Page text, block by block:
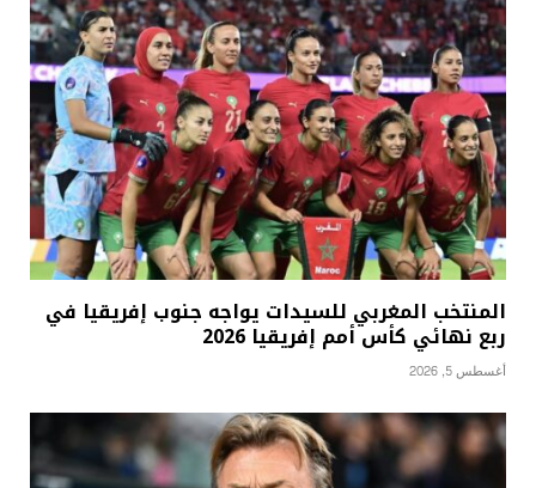
المنتخب المغربي للسيدات يواجه جنوب إفريقيا في
ربع نهائي كأس أمم إفريقيا 2026
أغسطس 5, 2026